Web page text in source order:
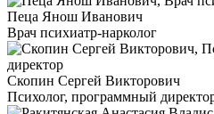
Пеца Янош Иванович
Врач психиатр-нарколог
Скопин Сергей Викторович
Психолог, программный